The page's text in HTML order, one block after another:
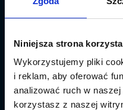
Niniejsza strona
Wykorzystujemy pliki
i reklam, aby oferować
analizować ruch w
korzystasz z naszej